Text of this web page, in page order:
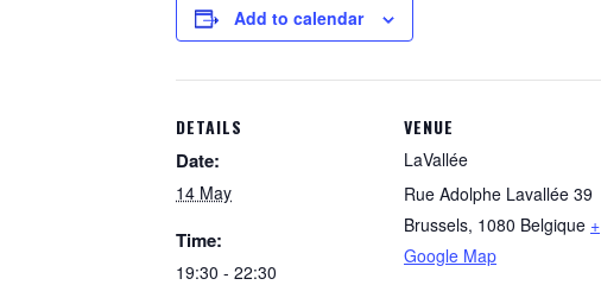
Add to calendar
DETAILS
Date:
14 May
Time:
19:30 - 22:30
VENUE
LaVallée
Rue Adolphe Lavallée 39
Brussels, 1080 Belgique +
Google Map